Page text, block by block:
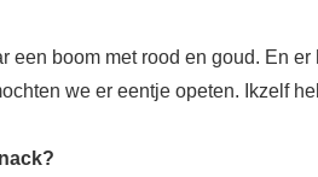
een boom met rood en goud. En
we er eentje opeten. Ikzelf